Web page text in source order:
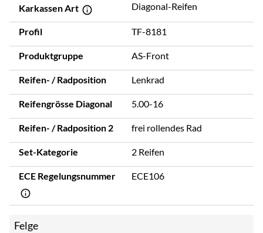
Karkassen Art Diagonal-Reifen
Profil TF-8181
Produktgruppe AS-Front
Reifen- / Radposition Lenkrad
Reifengrösse Diagonal 5.00-16
Reifen- / Radposition 2 frei rollendes Rad
Set-Kategorie 2 Reifen
ECE Regelungsnummer ECE106
Felge